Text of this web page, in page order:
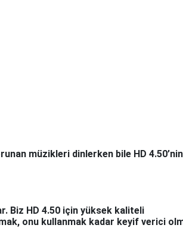
müzikleri dinlerken bile HD
Biz HD 4.50 için yüksek kaliteli
onu kullanmak kadar keyif verici